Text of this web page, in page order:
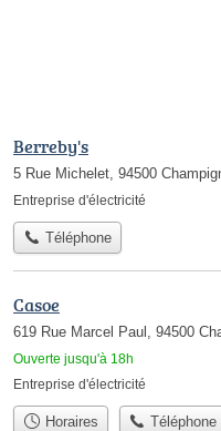
Berreby's
5 Rue Michelet, 94500
Entreprise d'électricité
Téléphone
Casoe
619 Rue Marcel Paul, 94500
Ouverte jusqu'à 18h
Entreprise d'électricité
Horaires Téléphone